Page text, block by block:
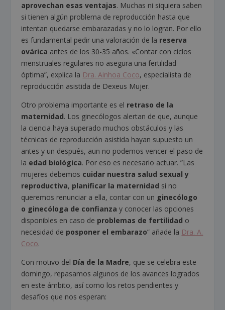
aprovechan esas ventajas. Muchas ni siquiera saben
si tienen algún problema de reproducción hasta que
intentan quedarse embarazadas y no lo logran. Por ello
es fundamental pedir una valoración de la reserva
ovárica antes de los 30-35 años. «Contar con ciclos
menstruales regulares no asegura una fertilidad
óptima”, explica la Dra. Ainhoa Coco, especialista de
reproducción asistida de Dexeus Mujer.
Otro problema importante es el retraso de la
maternidad. Los ginecólogos alertan de que, aunque
la ciencia haya superado muchos obstáculos y las
técnicas de reproducción asistida hayan supuesto un
antes y un después, aun no podemos vencer el paso de
la edad biológica. Por eso es necesario actuar. ”Las
mujeres debemos cuidar nuestra salud sexual y
reproductiva, planificar la maternidad si no
queremos renunciar a ella, contar con un ginecólogo
o ginecóloga de confianza y conocer las opciones
disponibles en caso de problemas de fertilidad o
necesidad de posponer el embarazo” añade la Dra. A.
Coco.
Con motivo del Día de la Madre, que se celebra este
domingo, repasamos algunos de los avances logrados
en este ámbito, así como los retos pendientes y
desafíos que nos esperan: